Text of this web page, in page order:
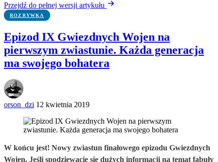
Przejdź do pełnej wersji artykułu
ROZRYWKA
Epizod IX Gwiezdnych Wojen na
pierwszym zwiastunie. Każda generacja
ma swojego bohatera
orson_dzi 12 kwietnia 2019
W końcu jest! Nowy zwiastun finałowego epizodu Gwiezdnych
Wojen. Jeśli spodziewacie się dużych informacji na temat fabuły